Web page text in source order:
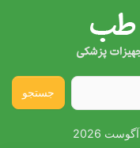
جستجو